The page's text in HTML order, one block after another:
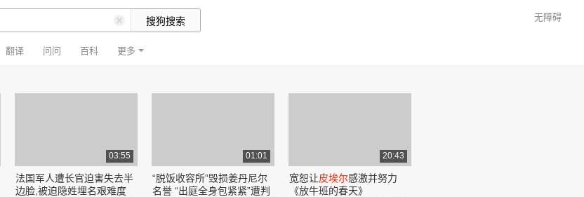
翻译 问问 百科 更多
无障碍
03:55
法国军人遭长官迫害失去半
边脸,被迫隐姓埋名艰难度
01:01
“脱饭收容所”毁损姜丹尼尔
名誉 “出庭全身包紧紧”遭判
20:43
宽恕让皮埃尔感激并努力
《放牛班的春天》